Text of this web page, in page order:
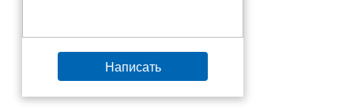
Написать